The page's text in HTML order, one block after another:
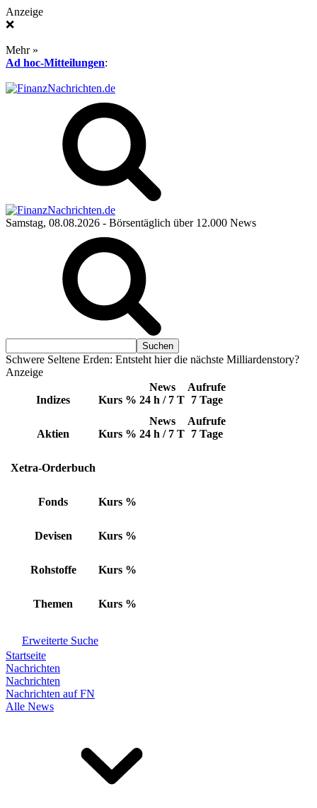
Anzeige
❌
Mehr »
Ad hoc-Mitteilungen:
Samstag, 08.08.2026 - Börsentäglich über 12.000 News
Schwere Seltene Erden: Entsteht hier die nächste Milliardenstory?
Anzeige
Indizes Kurs %
News
24 h / 7 T
Aufrufe
7 Tage
Aktien Kurs %
News
24 h / 7 T
Aufrufe
7 Tage
Xetra-Orderbuch
Fonds Kurs %
Devisen Kurs %
Rohstoffe Kurs %
Themen Kurs %
Erweiterte Suche
Startseite
Nachrichten
Nachrichten
Nachrichten auf FN
Alle News